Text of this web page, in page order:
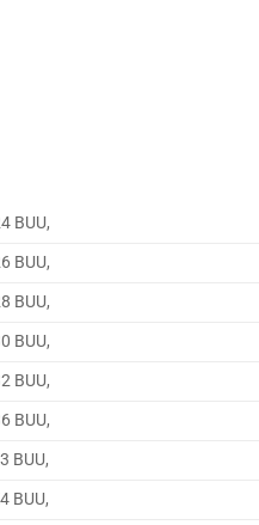
BUU,
BUU,
BUU,
BUU,
BUU,
BUU,
BUU,
BUU,